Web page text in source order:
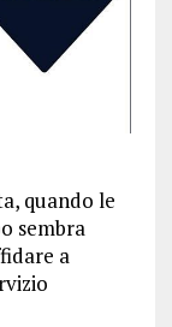
quando le
sembra
a